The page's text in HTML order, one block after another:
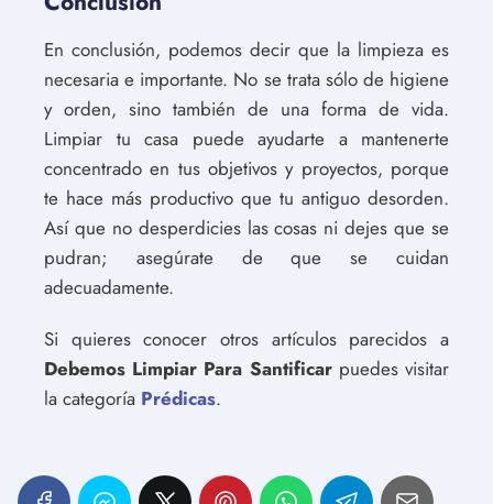
En conclusión, podemos decir que la limpieza es
necesaria e importante. No se trata sólo de higiene
y orden, sino también de una forma de vida.
Limpiar tu casa puede ayudarte a mantenerte
concentrado en tus objetivos y proyectos, porque
te hace más productivo que tu antiguo desorden.
Así que no desperdicies las cosas ni dejes que se
pudran; asegúrate de que se cuidan
adecuadamente.
Si quieres conocer otros artículos parecidos a
Debemos Limpiar Para Santificarpuedes visitar
la categoría Prédicas.